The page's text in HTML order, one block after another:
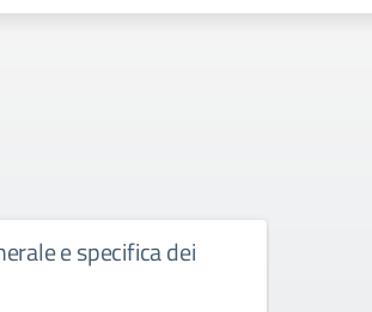
e specifica dei